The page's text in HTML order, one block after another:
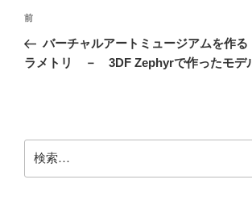
投
ナ
シ
ョ
前
の
投
前
バーチャルアートミュージアムを作る
ラメトリ － 3DF Zephyrで作ったモデ
検
索: